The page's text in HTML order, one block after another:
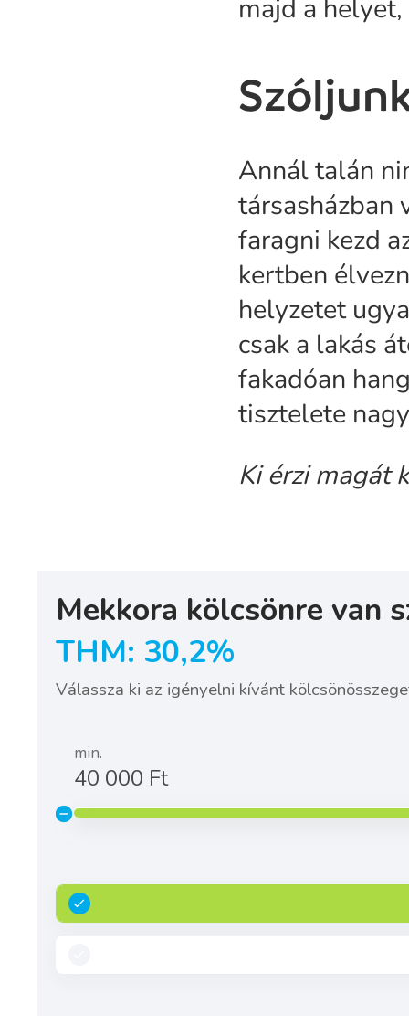
majd a
Annál talán
társasházban
faragni kezd
kertben
helyzetet
csak a lakás
fakadóan
tisztelete
Ki érzi magát